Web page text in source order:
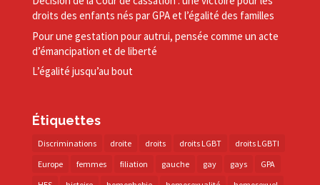
droits des enfants nés par GPA et l’égalité des familles
Pour une gestation pour autrui, pensée comme un acte
d’émancipation et de liberté
L’égalité jusqu’au bout
Étiquettes
Discriminations droite droits droits LGBT
droits LGBTI
Europe
femmes filiation gauche gay gays
GPA